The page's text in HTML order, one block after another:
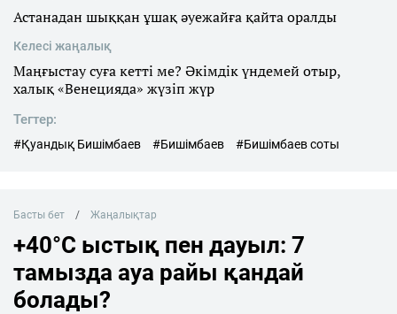
Астанадан шыққан ұшақ әуежайға қайта оралды
Келесі жаңалық
Маңғыстау суға кетті ме? Әкімдік үндемей отыр,
халық «Венецияда» жүзіп жүр
Тегтер:
#Қуандық Бишімбаев #Бишімбаев #Бишімбаев соты
Басты бет Жаңалықтар
+40°C ыстық пен дауыл: 7
тамызда ауа райы қандай
болады?